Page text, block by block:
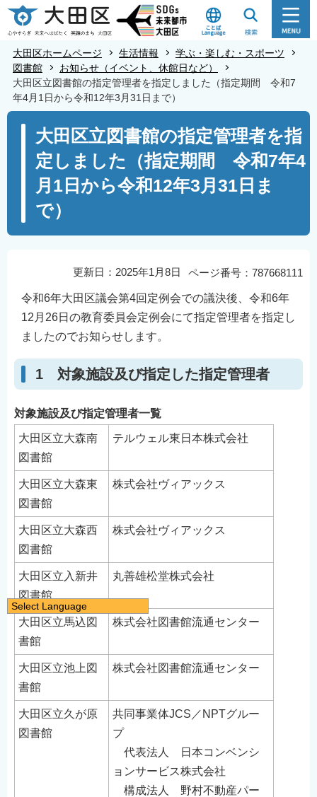
こ
の
大田区ホームページ 生活情報
学ぶ・楽しむ・スポーツ
図書館
お知らせ（イベント、休館日など）
大田区立図書館の指定管理者を指定しました（指定期間 令和7
年4月1日から令和12年3月31日まで）
大田区立図書館の指定管理者を指
定しました（指定期間 令和7年4
月1日から令和12年3月31日ま
で）
ページ番号：787668111
更新日：2025年1月8日
令和6年大田区議会第4回定例会での議決後、令和6年
12月26日の教育委員会定例会にて指定管理者を指定し
ましたのでお知らせします。
1 対象施設及び指定した指定管理者
対象施設及び指定管理者一覧
大田区立大森南
図書館
テルウェル東日本株式会社
大田区立大森東
図書館
株式会社ヴィアックス
大田区立大森西
図書館
株式会社ヴィアックス
大田区立入新井
図書館
丸善雄松堂株式会社
大田区立馬込図
書館
株式会社図書館流通センター
大田区立池上図
書館
株式会社図書館流通センター
大田区立久が原
図書館
共同事業体JCS／NPTグルー
プ
代表法人 日本コンベンシ
ョンサービス株式会社
構成法人 野村不動産パー
Select Language
日本語
English
简体中文
繁體中文
한국어
नेपाली